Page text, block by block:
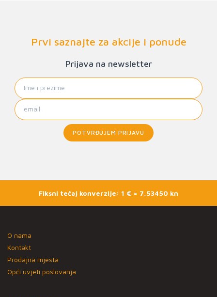
Prvi saznajte za akcije i ponude
Prijava na newsletter
POTVRĐUJEM PRIJAVU
Fiksni tečaj konverzije: 1 € = 7,53450 kn
O nama
Kontakt
Prodajna mjesta
Opći uvjeti poslovanja